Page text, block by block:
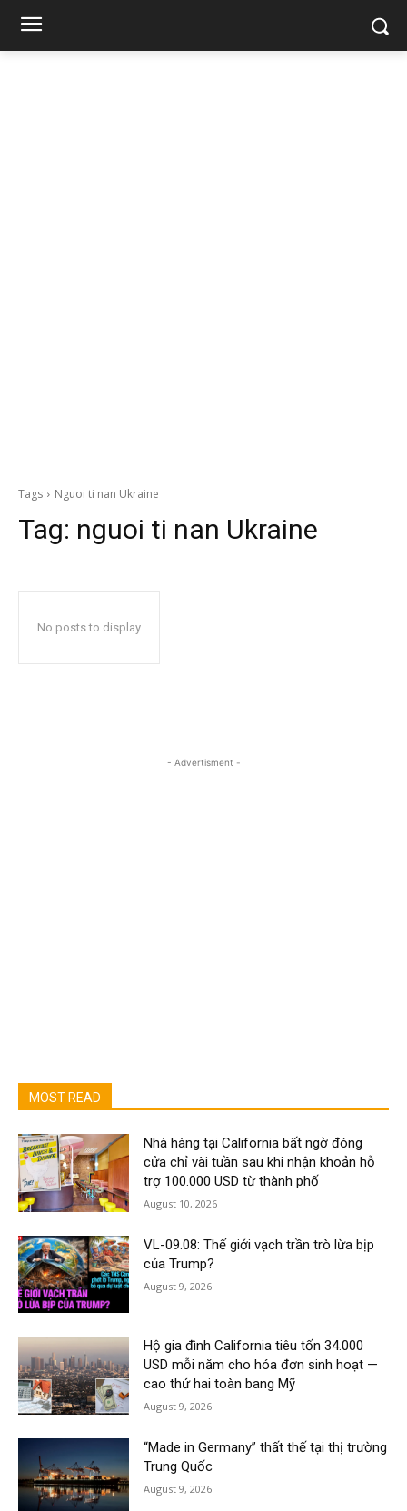
Tags Nguoi ti nan Ukraine
Tag: nguoi ti nan Ukraine
No posts to display
- Advertisment -
MOST READ
Nhà hàng tại California bất ngờ đóng
cửa chỉ vài tuần sau khi nhận khoản hỗ
trợ 100.000 USD từ thành phố
August 10, 2026
VL-09.08: Thế giới vạch trần trò lừa bịp
của Trump?
August 9, 2026
Hộ gia đình California tiêu tốn 34.000
USD mỗi năm cho hóa đơn sinh hoạt —
cao thứ hai toàn bang Mỹ
August 9, 2026
“Made in Germany” thất thế tại thị trường
Trung Quốc
August 9, 2026